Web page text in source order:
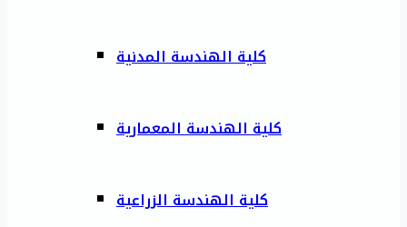
كلية الهندسة المدنية
كلية الهندسة المعمارية
كلية الهندسة الزراعية